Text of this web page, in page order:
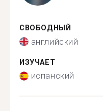
СВОБОДНЫЙ
английский
ИЗУЧАЕТ
испанский